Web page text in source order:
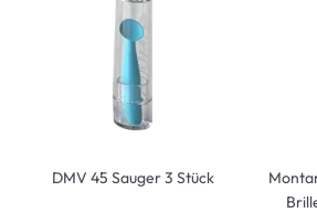
DMV 45 Sauger 3 Stück